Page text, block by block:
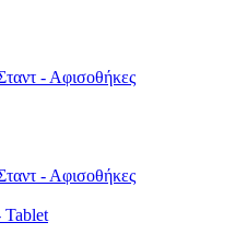
- Αφισοθήκες
- Αφισοθήκες
Tablet